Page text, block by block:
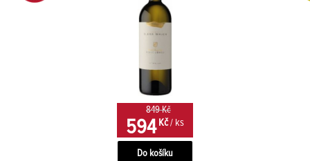
849 Kč
594 Kč / ks